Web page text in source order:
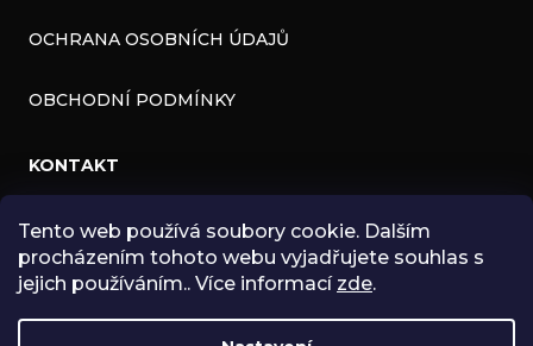
Tento web používá soubory cookie. Dalším
procházením tohoto webu vyjadřujete souhlas s
jejich používáním.. Více informací zde.
OCHRANA OSOBNÍCH ÚDAJŮ
OBCHODNÍ PODMÍNKY
KONTAKT
INFO@ZNK.CZ
HTTPS://WWW.FACEBOOK.COM/ZNKSHOP